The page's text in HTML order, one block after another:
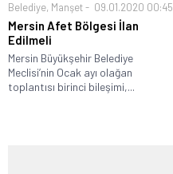
Belediye, Manşet 09.01.2020 00:45
Mersin Afet Bölgesi İlan
Edilmeli
Mersin Büyükşehir Belediye
Meclisi’nin Ocak ayı olağan
toplantısı birinci bileşimi,...